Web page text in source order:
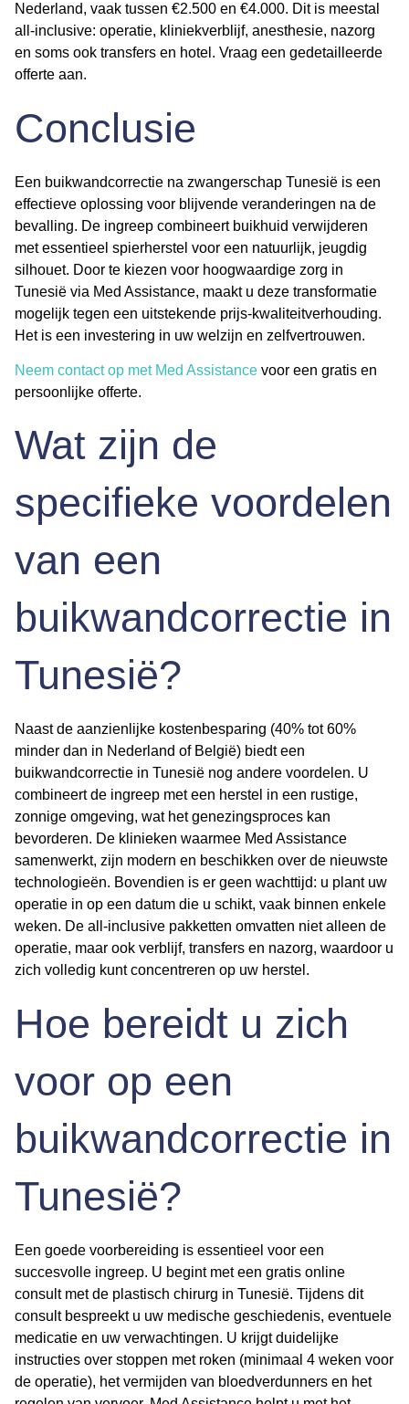
Nederland, vaak tussen €2.500 en €4.000. Dit is meestal
all-inclusive: operatie, kliniekverblijf, anesthesie, nazorg
en soms ook transfers en hotel. Vraag een gedetailleerde
offerte aan.
Conclusie
Een buikwandcorrectie na zwangerschap Tunesië is een
effectieve oplossing voor blijvende veranderingen na de
bevalling. De ingreep combineert buikhuid verwijderen
met essentieel spierherstel voor een natuurlijk, jeugdig
silhouet. Door te kiezen voor hoogwaardige zorg in
Tunesië via Med Assistance, maakt u deze transformatie
mogelijk tegen een uitstekende prijs-kwaliteitverhouding.
Het is een investering in uw welzijn en zelfvertrouwen.
Neem contact op met Med Assistance voor een gratis en
persoonlijke offerte.
Wat zijn de
specifieke voordelen
van een
buikwandcorrectie in
Tunesië?
Naast de aanzienlijke kostenbesparing (40% tot 60%
minder dan in Nederland of België) biedt een
buikwandcorrectie in Tunesië nog andere voordelen. U
combineert de ingreep met een herstel in een rustige,
zonnige omgeving, wat het genezingsproces kan
bevorderen. De klinieken waarmee Med Assistance
samenwerkt, zijn modern en beschikken over de nieuwste
technologieën. Bovendien is er geen wachttijd: u plant uw
operatie in op een datum die u schikt, vaak binnen enkele
weken. De all-inclusive pakketten omvatten niet alleen de
operatie, maar ook verblijf, transfers en nazorg, waardoor u
zich volledig kunt concentreren op uw herstel.
Hoe bereidt u zich
voor op een
buikwandcorrectie in
Tunesië?
Een goede voorbereiding is essentieel voor een
succesvolle ingreep. U begint met een gratis online
consult met de plastisch chirurg in Tunesië. Tijdens dit
consult bespreekt u uw medische geschiedenis, eventuele
medicatie en uw verwachtingen. U krijgt duidelijke
instructies over stoppen met roken (minimaal 4 weken voor
de operatie), het vermijden van bloedverdunners en het